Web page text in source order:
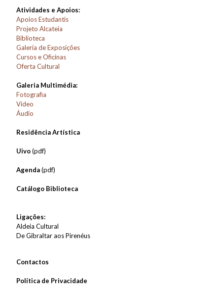
Atividades e Apoios:
Apoios Estudantis
Projeto Alcateia
Biblioteca
Galeria de Exposições
Cursos e Oficinas
Oferta Cultural
Galeria Multimédia:
Fotografia
Vídeo
Áudio
Residência Artística
Uivo(pdf)
Agenda(pdf)
Catálogo Biblioteca
Ligações:
Aldeia Cultural
De Gibraltar aos Pirenéus
Contactos
Política de Privacidade